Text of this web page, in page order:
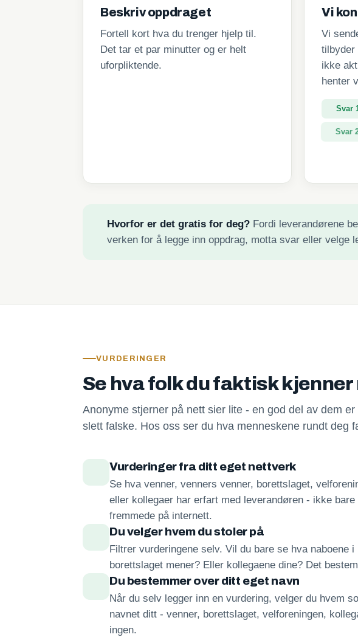
Beskriv oppdraget
Fortell kort hva du trenger hjelp til.
Det tar et par minutter og er helt
uforpliktende.
Vi
Vi
tilbyder
ikke
henter
Svar
Svar
Hvorfor er det gratis for deg? Fordi leverandørene
verken for å legge inn oppdrag, motta svar eller velge
VURDERINGER
Se hva folk du faktisk
Anonyme stjerner på nett sier lite - en god del av dem
slett falske. Hos oss ser du hva menneskene rundt deg
Vurderinger fra ditt eget nettverk
Se hva venner, venners venner, borettslaget,
eller kollegaer har erfart med leverandøren - ikke bare
fremmede på internett.
Du velger hvem du stoler på
Filtrer vurderingene selv. Vil du bare se hva naboene i
borettslaget mener? Eller kollegaene dine? Det
Du bestemmer over ditt eget navn
Når du selv legger inn en vurdering, velger du hvem
navnet ditt - venner, borettslaget, velforeningen,
ingen.